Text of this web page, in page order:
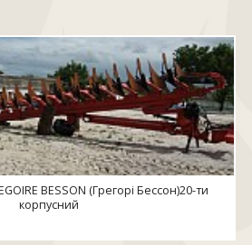
BESSON (Грегорі Бессон)20-ти
корпусний